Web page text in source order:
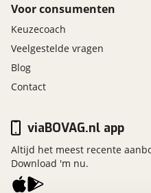
Voor consumenten
Keuzecoach
Veelgestelde vragen
Blog
Contact
viaBOVAG.nl app
Altijd het meest recente
Download 'm nu.